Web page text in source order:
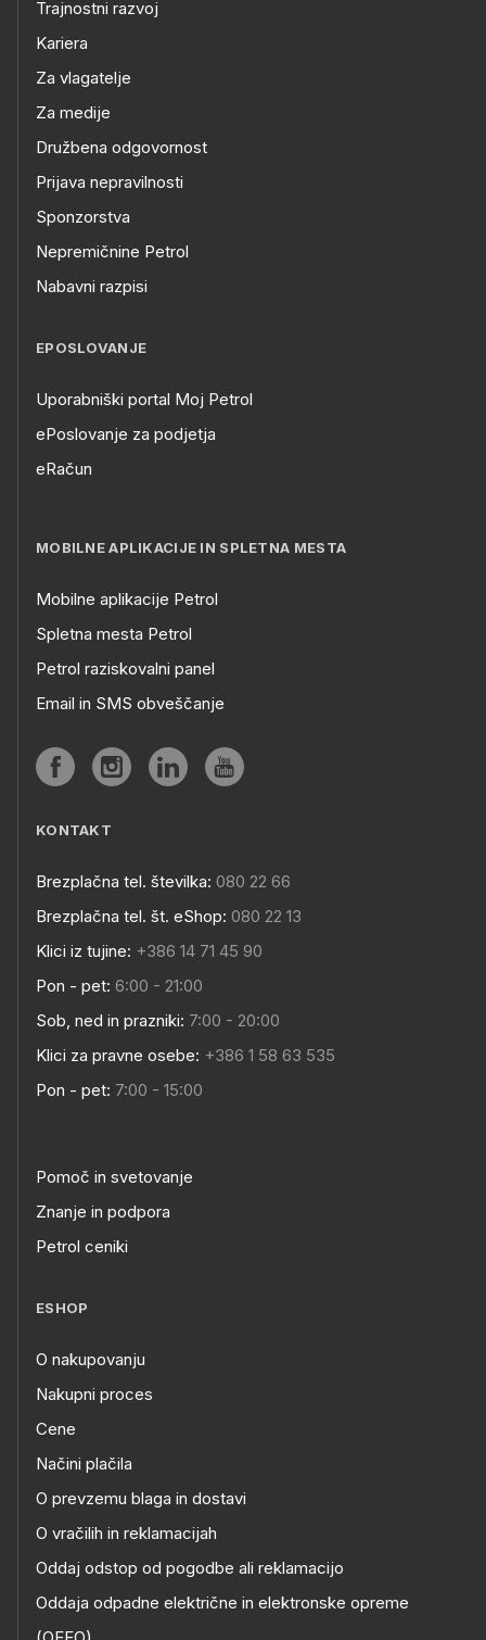
Trajnostni razvoj
Kariera
Za vlagatelje
Za medije
Družbena odgovornost
Prijava nepravilnosti
Sponzorstva
Nepremičnine Petrol
Nabavni razpisi
EPOSLOVANJE
Uporabniški portal Moj Petrol
ePoslovanje za podjetja
eRačun
MOBILNE APLIKACIJE IN SPLETNA MESTA
Mobilne aplikacije Petrol
Spletna mesta Petrol
Petrol raziskovalni panel
Email in SMS obveščanje
KONTAKT
Brezplačna tel. številka: 080 22 66
Brezplačna tel. št. eShop: 080 22 13
Klici iz tujine: +386 14 71 45 90
Pon - pet: 6:00 - 21:00
Sob, ned in prazniki: 7:00 - 20:00
Klici za pravne osebe: +386 1 58 63 535
Pon - pet: 7:00 - 15:00
Pomoč in svetovanje
Znanje in podpora
Petrol ceniki
ESHOP
O nakupovanju
Nakupni proces
Cene
Načini plačila
O prevzemu blaga in dostavi
O vračilih in reklamacijah
Oddaj odstop od pogodbe ali reklamacijo
Oddaja odpadne električne in elektronske opreme